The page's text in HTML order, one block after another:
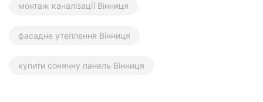
монтаж каналізації Вінниця
фасадне утеплення Вінниця
купити сонячну панель Вінниця